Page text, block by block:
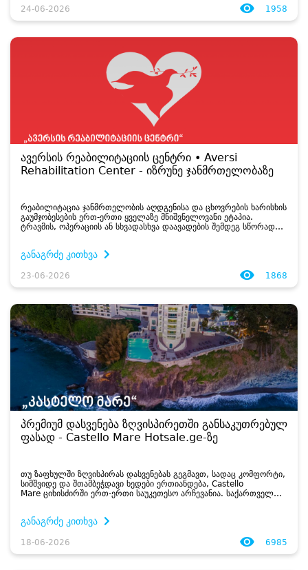
24-06-2026 1958
ავერსის რეაბილიტაციის ცენტრი • Aversi
Rehabilitation Center - იზრუნე ჯანმრთელობაზე
რეაბილიტაცია ჯანმრთელობის აღდგენისა და ცხოვრების ხარისხის
გაუმჯობესების ერთ-ერთი ყველაზე მნიშვნელოვანი ეტაპია.
ტრავმის, ოპერაციის ან სხვადასხვა დაავადების შემდეგ სწორად
განაგრძე კითხვა
23-06-2026 1868
პრემიუმ დასვენება ზღვისპირეთში განსაკუთრებულ
ფასად - Castello Mare Hotsale.ge-ზე
თუ ზაფხულში ზღვისპირას დასვენებას გეგმავთ, სადაც კომფორტი,
სიმშვიდე და შთამბეჭდავი ხედები ერთიანდება, Castello
Mare ციხისძირში ერთ-ერთი საუკეთესო არჩევანია. საქართველოს
განაგრძე კითხვა
18-06-2026 6985